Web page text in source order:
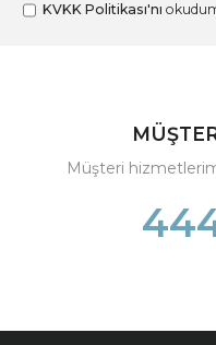
KVKK Politikası'nı
Müşteri